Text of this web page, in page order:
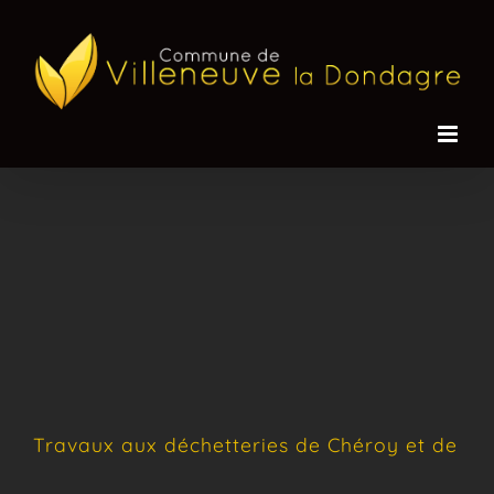
Travaux aux déchetteries de Chéroy et de